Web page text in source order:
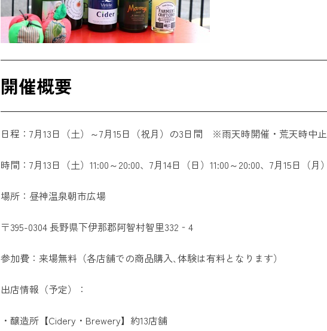
開催概要
日程：7月13日（土）～7月15日（祝月）の3日間 ※雨天時開催・荒天時中止
時間：7月13日（土）11:00～20:00、7月14日（日）11:00～20:00、7月15日（月
場所：昼神温泉朝市広場
〒395-0304 長野県下伊那郡阿智村智里332‐4
参加費：来場無料（各店舗での商品購入､体験は有料となります）
出店情報（予定）：
・醸造所【Cidery・Brewery】約13店舗